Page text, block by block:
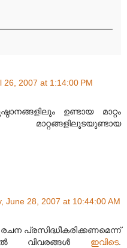
26, 2007 at 1:14:00 PM
ഉണ്ടായ മാറ്റം
June 28, 2007 at 10:44:00 AM
പ്രസിദ്ധീകരിക്കണമെന്ന്‌
വിവരങ്ങള്‍ ഇവിടെ.